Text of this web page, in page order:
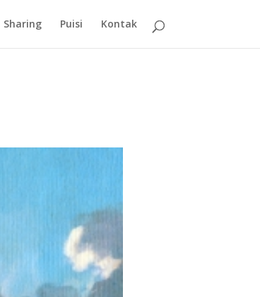
Sharing Puisi Kontak